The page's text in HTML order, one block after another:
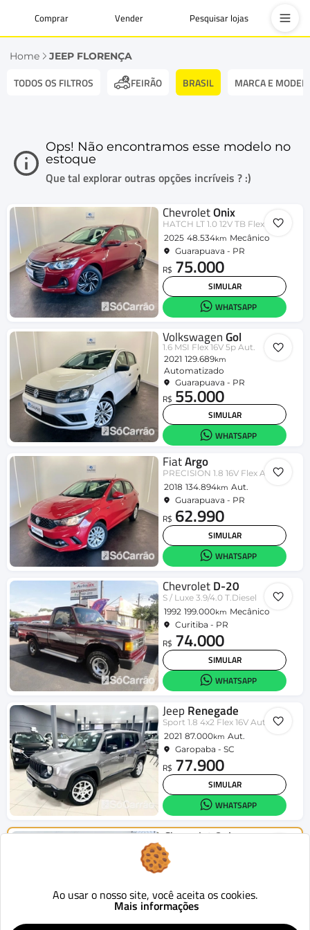
Comprar Vender Pesquisar lojas
Home JEEP FLORENÇA
TODOS OS FILTROS FEIRÃO BRASIL MARCA E
Ops! Não encontramos esse modelo no
estoque
Que tal explorar outras opções incríveis ? :)
ChevroletOnix
HATCH LT 1.0 12V TB Flex 5p Mec.
2025 48.534km Mecânico
Guarapuava - PR
R$ 75.000
SIMULAR
WHATSAPP
VolkswagenGol
1.6 MSI Flex 16V 5p Aut.
2021 129.689km
Automatizado
Guarapuava - PR
R$ 55.000
SIMULAR
WHATSAPP
FiatArgo
PRECISION 1.8 16V Flex Aut.
2018 134.894km Aut.
Guarapuava - PR
R$ 62.990
SIMULAR
WHATSAPP
ChevroletD-20
S / Luxe 3.9/4.0 T.Diesel
1992 199.000km Mecânico
Curitiba - PR
R$ 74.000
SIMULAR
WHATSAPP
Jeep Renegade
Sport 1.8 4x2 Flex 16V Aut.
2021 87.000km Aut.
Garopaba - SC
R$ 77.900
SIMULAR
WHATSAPP
ChevroletOnix
2015
R$ 46.900
Ao usar o nosso site, você aceita os cookies.
Mais informações